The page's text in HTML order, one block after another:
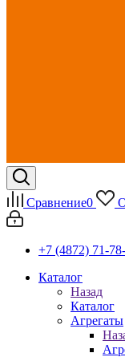
Сравнение0
+7 (4872) 71-
Каталог
Назад
Каталог
Агрегаты